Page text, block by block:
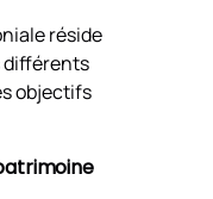
réside
différents
objectifs